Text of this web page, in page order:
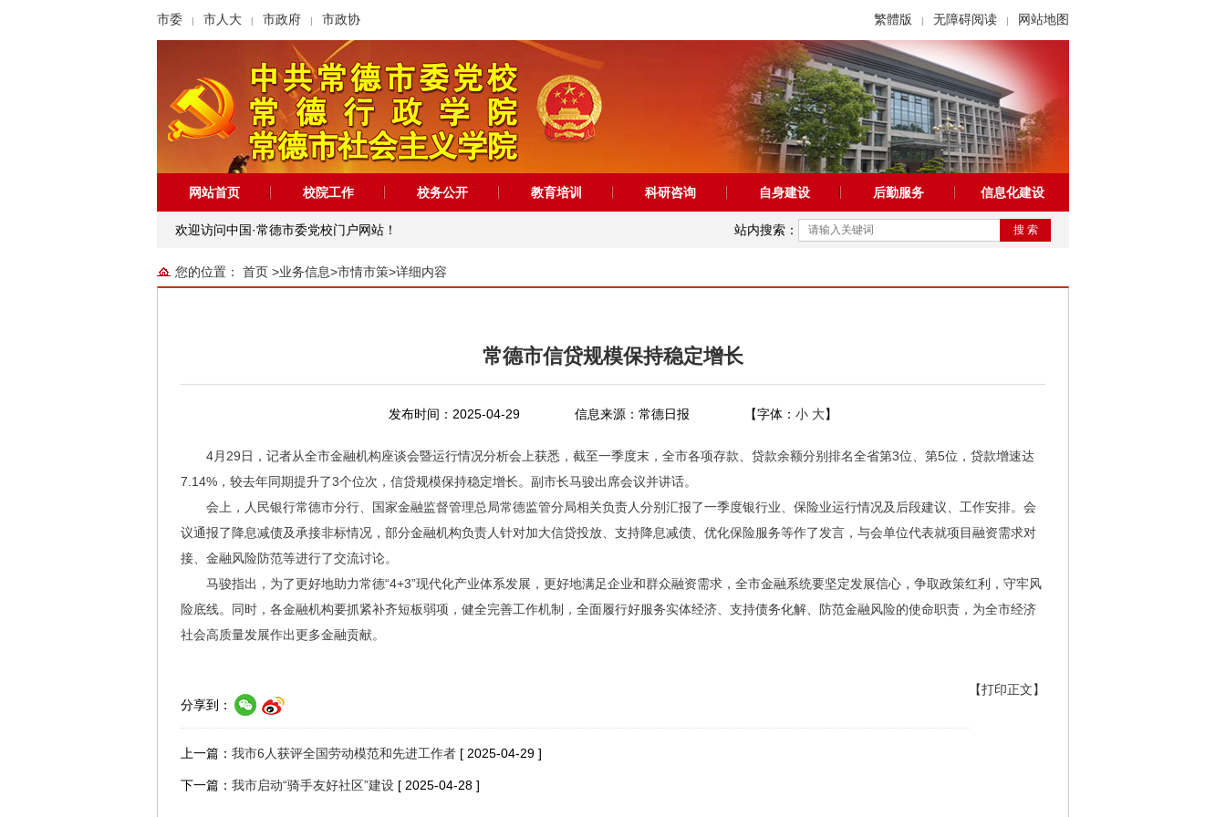
市委 | 市人大 | 市政府 | 市政协 繁體版 | 无障碍阅读 | 网站地图
网站首页 校院工作 校务公开 教育培训 科研咨询 自身建设 后勤服务 信息化建设
欢迎访问中国·常德市委党校门户网站！ 站内搜索： 搜 索
您的位置： 首页 >业务信息>市情市策>详细内容
常德市信贷规模保持稳定增长
发布时间：2025-04-29 信息来源：常德日报 【字体： 小 大】
4月29日，记者从全市金融机构座谈会暨运行情况分析会上获悉，截至一季度末，全市各项存款、贷款余额分别排名全省第3位、第5位，贷款增速达
7.14%，较去年同期提升了3个位次，信贷规模保持稳定增长。副市长马骏出席会议并讲话。
会上，人民银行常德市分行、国家金融监督管理总局常德监管分局相关负责人分别汇报了一季度银行业、保险业运行情况及后段建议、工作安排。会
议通报了降息减债及承接非标情况，部分金融机构负责人针对加大信贷投放、支持降息减债、优化保险服务等作了发言，与会单位代表就项目融资需求对
接、金融风险防范等进行了交流讨论。
马骏指出，为了更好地助力常德“4+3”现代化产业体系发展，更好地满足企业和群众融资需求，全市金融系统要坚定发展信心，争取政策红利，守牢风
险底线。同时，各金融机构要抓紧补齐短板弱项，健全完善工作机制，全面履行好服务实体经济、支持债务化解、防范金融风险的使命职责，为全市经济
社会高质量发展作出更多金融贡献。
【打印正文】
分享到：
上一篇： 我市6人获评全国劳动模范和先进工作者 [ 2025-04-29 ]
下一篇： 我市启动“骑手友好社区”建设 [ 2025-04-28 ]